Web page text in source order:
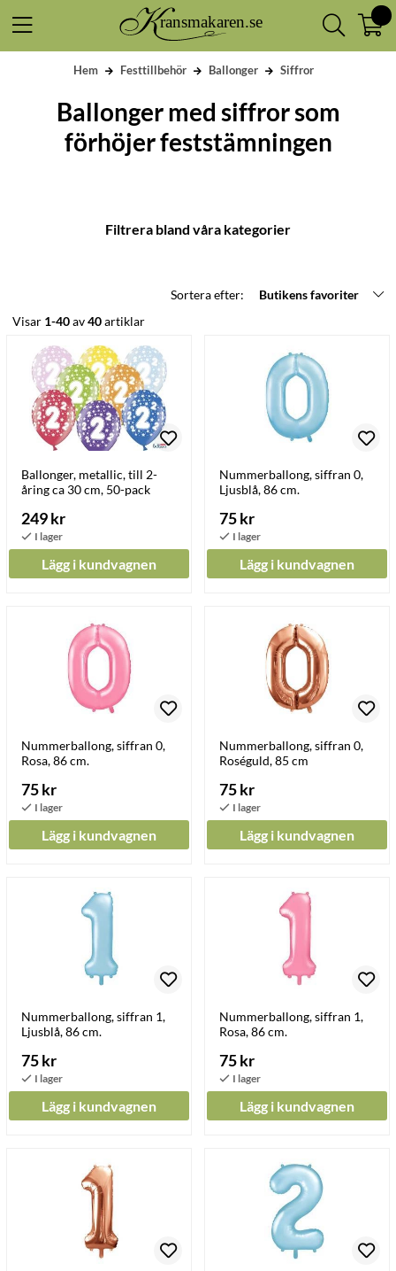
Hem Festtillbehör Ballonger Siffror
Ballonger med siffror som
förhöjer feststämningen
Filtrera bland våra kategorier
Sortera efter:
Butikens favoriter
Visar 1-40av40artiklar
Ballonger, metallic, till 2-
åring ca 30 cm, 50-pack
249 kr
Lägg i kundvagnen
Nummerballong, siffran 0,
Ljusblå, 86 cm.
75 kr
Lägg i kundvagnen
Nummerballong, siffran 0,
Rosa, 86 cm.
75 kr
Lägg i kundvagnen
Nummerballong, siffran 0,
Roséguld, 85 cm
75 kr
Lägg i kundvagnen
Nummerballong, siffran 1,
Ljusblå, 86 cm.
75 kr
Lägg i kundvagnen
Nummerballong, siffran 1,
Rosa, 86 cm.
75 kr
Lägg i kundvagnen